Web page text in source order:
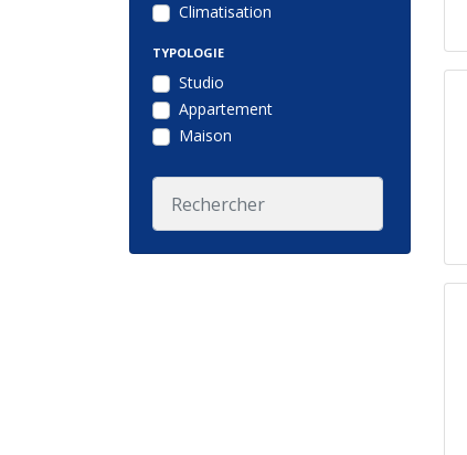
Climatisation
TYPOLOGIE
Studio
Appartement
Maison